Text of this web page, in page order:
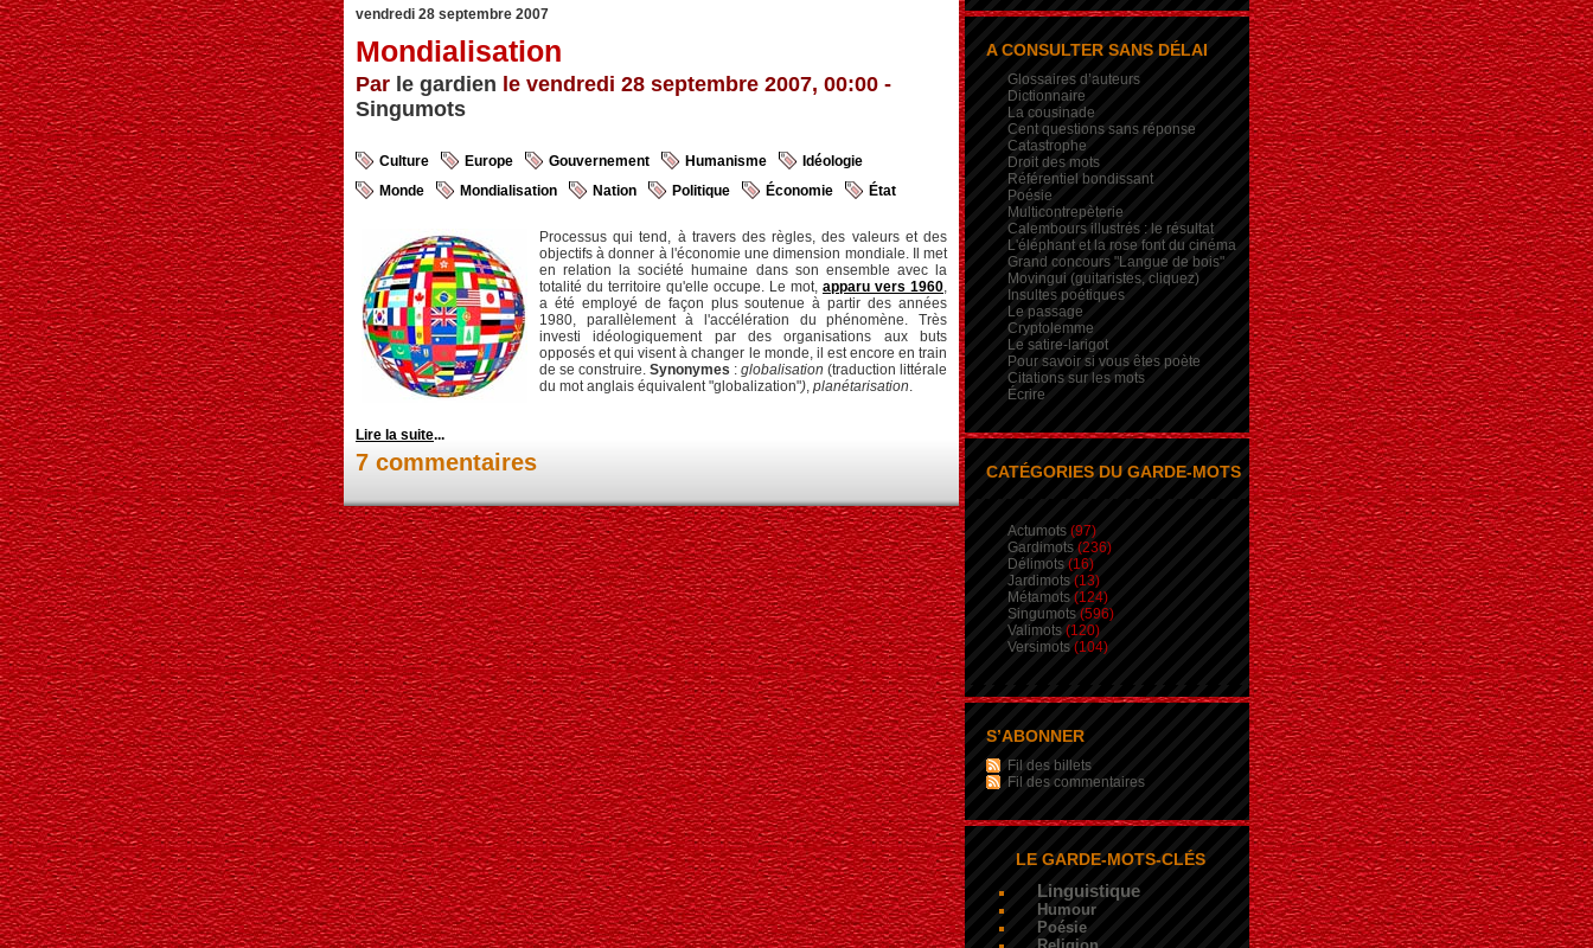
vendredi 28 septembre 2007
Mondialisation
Par le gardien le vendredi 28 septembre 2007, 00:00 -
Singumots
Culture Europe Gouvernement Humanisme
Idéologie
Monde
Mondialisation Nation Politique Économie État
Processus qui tend, à travers des règles, des valeurs et des
objectifs à donner à l'économie une dimension mondiale. Il met
en relation la société humaine dans son ensemble avec la
totalité du territoire qu'elle occupe. Le mot, apparu vers 1960,
a été employé de façon plus soutenue à partir des années
1980, parallèlement à l'accélération du phénomène. Très
investi idéologiquement par des organisations aux buts
opposés et qui visent à changer le monde, il est encore en train
de se construire. Synonymes : globalisation (traduction littérale
du mot anglais équivalent "globalization"), planétarisation.
Lire la suite...
7 commentaires
A CONSULTER SANS DÉLAI
Glossaires d’auteurs
Dictionnaire
La cousinade
Cent questions sans réponse
Catastrophe
Droit des mots
Référentiel bondissant
Poésie
Multicontrepèterie
Calembours illustrés : le résultat
L'éléphant et la rose font du cinéma
Grand concours "Langue de bois"
Movingui (guitaristes, cliquez)
Insultes poétiques
Le passage
Cryptolemme
Le satire-larigot
Pour savoir si vous êtes poète
Citations sur les mots
Écrire
CATÉGORIES DU GARDE-MOTS
Actumots (97)
Gardimots (236)
Délimots (16)
Jardimots (13)
Métamots (124)
Singumots (596)
Valimots (120)
Versimots (104)
S’ABONNER
Fil des billets
Fil des commentaires
LE GARDE-MOTS-CLÉS
Linguistique
Humour
Poésie